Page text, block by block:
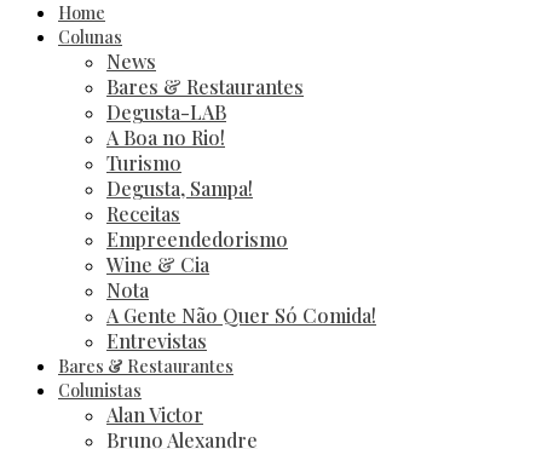
Home
Colunas
News
Bares & Restaurantes
Degusta-LAB
A Boa no Rio!
Turismo
Degusta, Sampa!
Receitas
Empreendedorismo
Wine & Cia
Nota
A Gente Não Quer Só Comida!
Entrevistas
Bares & Restaurantes
Colunistas
Alan Victor
Bruno Alexandre